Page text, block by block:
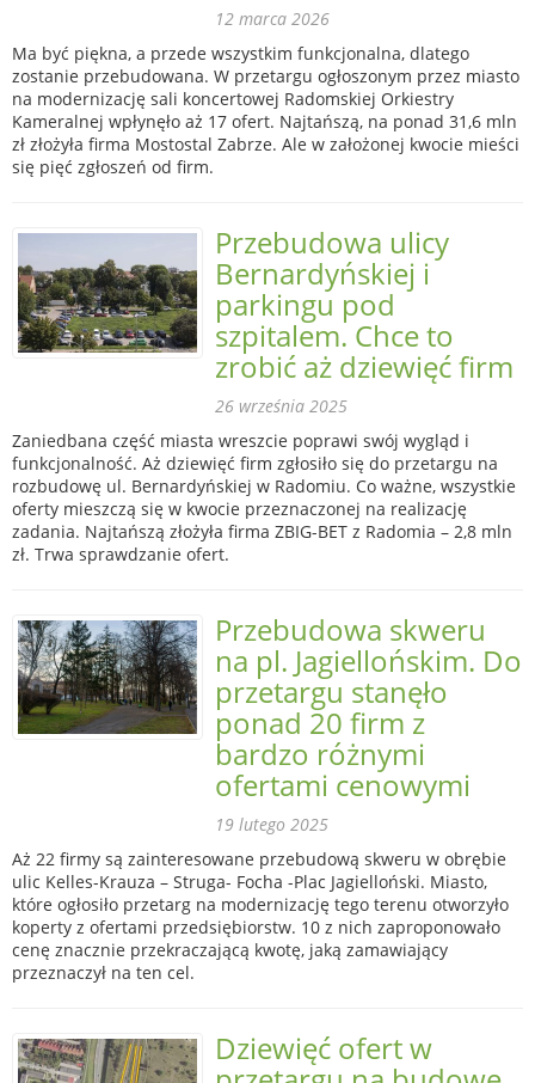
12 marca 2026
Ma być piękna, a przede wszystkim funkcjonalna, dlatego
zostanie przebudowana. W przetargu ogłoszonym przez miasto
na modernizację sali koncertowej Radomskiej Orkiestry
Kameralnej wpłynęło aż 17 ofert. Najtańszą, na ponad 31,6 mln
zł złożyła firma Mostostal Zabrze. Ale w założonej kwocie mieści
się pięć zgłoszeń od firm.
Przebudowa ulicy
Bernardyńskiej i
parkingu pod
szpitalem. Chce to
zrobić aż dziewięć firm
26 września 2025
Zaniedbana część miasta wreszcie poprawi swój wygląd i
funkcjonalność. Aż dziewięć firm zgłosiło się do przetargu na
rozbudowę ul. Bernardyńskiej w Radomiu. Co ważne, wszystkie
oferty mieszczą się w kwocie przeznaczonej na realizację
zadania. Najtańszą złożyła firma ZBIG-BET z Radomia – 2,8 mln
zł. Trwa sprawdzanie ofert.
Przebudowa skweru
na pl. Jagiellońskim. Do
przetargu stanęło
ponad 20 firm z
bardzo różnymi
ofertami cenowymi
19 lutego 2025
Aż 22 firmy są zainteresowane przebudową skweru w obrębie
ulic Kelles-Krauza – Struga- Focha -Plac Jagielloński. Miasto,
które ogłosiło przetarg na modernizację tego terenu otworzyło
koperty z ofertami przedsiębiorstw. 10 z nich zaproponowało
cenę znacznie przekraczającą kwotę, jaką zamawiający
przeznaczył na ten cel.
Dziewięć ofert w